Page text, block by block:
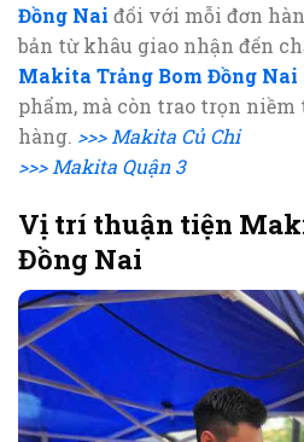
Đồng Nai đối với mỗi đơn
bản từ khâu giao nhận đến
Makita Trảng Bom Đồng Nai
phẩm, mà còn trao trọn
hàng. >>> Makita Củ Chi
>>> Makita Quận 3
Vị trí thuận tiện
Đồng Nai